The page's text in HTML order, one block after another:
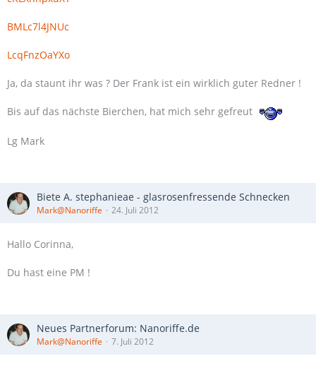
BMLc7l4JNUc
LcqFnzOaYXo
Ja, da staunt ihr was ? Der Frank ist ein wirklich guter Redner !
Bis auf das nächste Bierchen, hat mich sehr gefreut
Lg Mark
Biete A. stephanieae - glasrosenfressende Schnecken
Mark@Nanoriffe 24. Juli 2012
Hallo Corinna,
Du hast eine PM !
Neues Partnerforum: Nanoriffe.de
Mark@Nanoriffe 7. Juli 2012